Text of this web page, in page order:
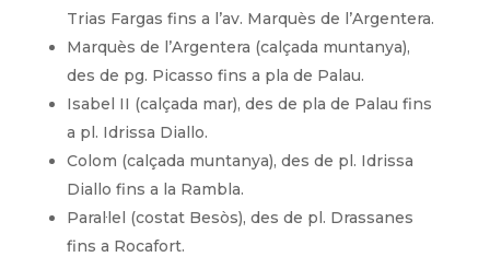
Trias Fargas fins a l’av. Marquès de l’Argentera.
Marquès de l’Argentera (calçada muntanya),
des de pg. Picasso fins a pla de Palau.
Isabel II (calçada mar), des de pla de Palau fins
a pl. Idrissa Diallo.
Colom (calçada muntanya), des de pl. Idrissa
Diallo fins a la Rambla.
Paral·lel (costat Besòs), des de pl. Drassanes
fins a Rocafort.